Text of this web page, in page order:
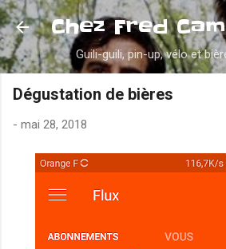
Accéder au contenu
Chez Fred
Guili-guili, pin-up, vélo et
Dégustation de bières
- mai 28, 2018